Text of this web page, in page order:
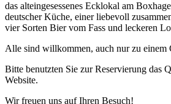
das alteingesessenes Ecklokal am
deutscher Küche, einer liebevoll
vier Sorten Bier vom Fass und leckeren
Alle sind willkommen, auch nur zu einem
Bitte benutzten Sie zur Reservierung das
Website.
Wir freuen uns auf Ihren Besuch!